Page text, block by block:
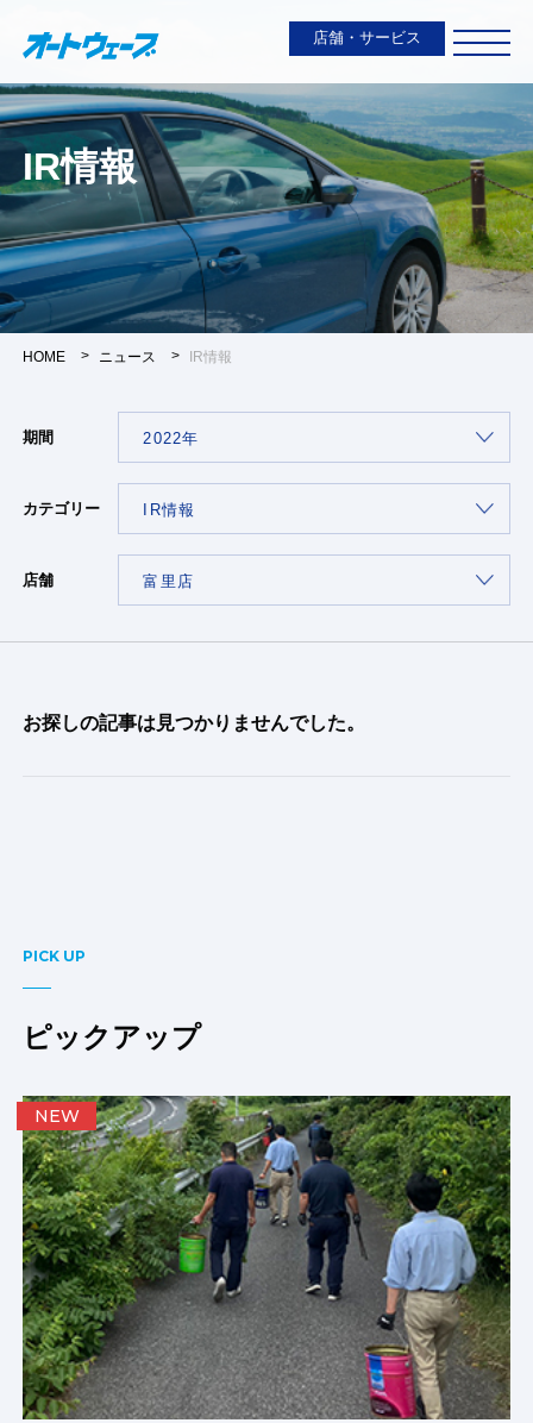
店舗・サービス
IR情報
HOME ニュース IR情報
期間
カテゴリー
店舗
お探しの記事は見つかりませんでした。
PICK UP
ピックアップ
NEW